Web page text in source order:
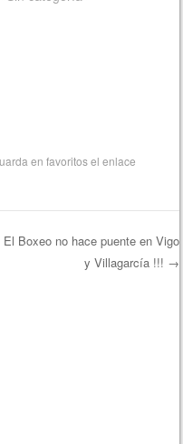
en favoritos elenlace
El Boxeo no hace puente en Vigo
y Villagarcía !!! →